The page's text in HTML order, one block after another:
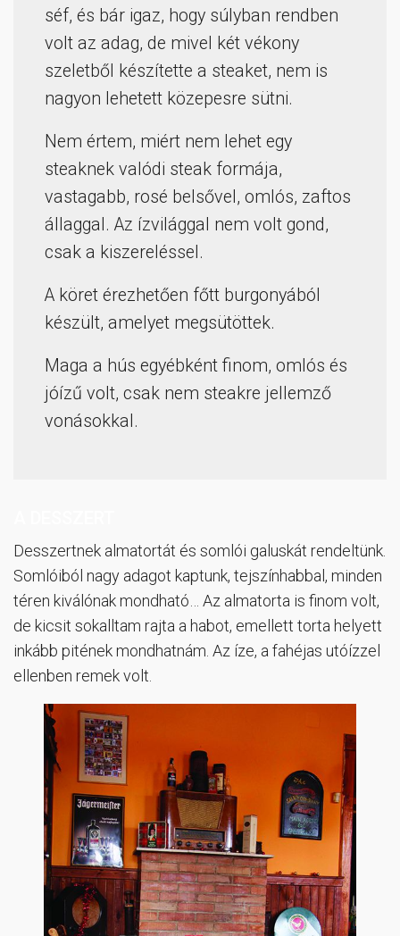
séf, és bár igaz, hogy súlyban rendben
volt az adag, de mivel két vékony
szeletből készítette a steaket, nem is
nagyon lehetett közepesre sütni.
Nem értem, miért nem lehet egy
steaknek valódi steak formája,
vastagabb, rosé belsővel, omlós, zaftos
állaggal. Az ízvilággal nem volt gond,
csak a kiszereléssel.
A köret érezhetően főtt burgonyából
készült, amelyet megsütöttek.
Maga a hús egyébként finom, omlós és
jóízű volt, csak nem steakre jellemző
vonásokkal.
Desszertnek almatortát és somlói galuskát rendeltünk.
Somlóiból nagy adagot kaptunk, tejszínhabbal, minden
téren kiválónak mondható… Az almatorta is finom volt,
de kicsit sokalltam rajta a habot, emellett torta helyett
inkább pitének mondhatnám. Az íze, a fahéjas utóízzel
ellenben remek volt.